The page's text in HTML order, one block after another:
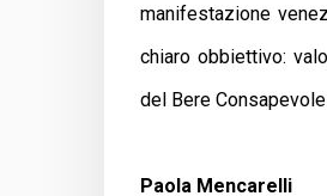
manifestazione
chiaro obbiettivo:
del Bere
Paola Mencarelli